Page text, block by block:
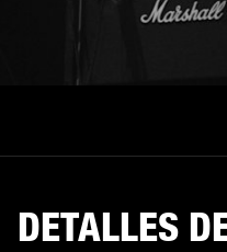
DETALLES